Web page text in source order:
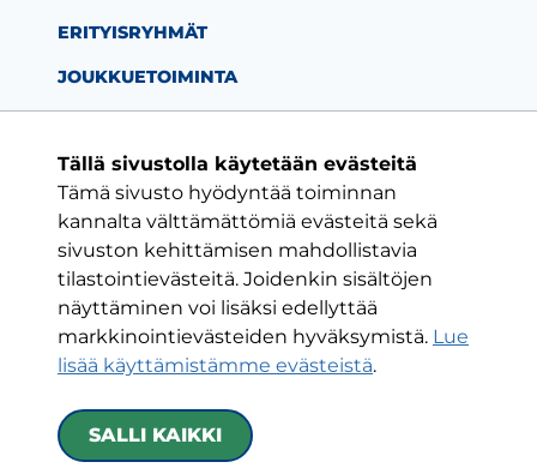
Tällä sivustolla käytetään evästeitä
Tämä sivusto hyödyntää toiminnan
kannalta välttämättömiä evästeitä sekä
sivuston kehittämisen mahdollistavia
tilastointievästeitä. Joidenkin sisältöjen
näyttäminen voi lisäksi edellyttää
markkinointievästeiden hyväksymistä. Lue
lisää käyttämistämme evästeistä.​​​​​​​
SALLI KAIKKI
ERITYISRYHMÄT
JOUKKUETOIMINTA
Facebook-sivu
Twitter-sivu
Instagram-
ON VAIN YKSI KLUBI
HJK RY
00250 Helsinki